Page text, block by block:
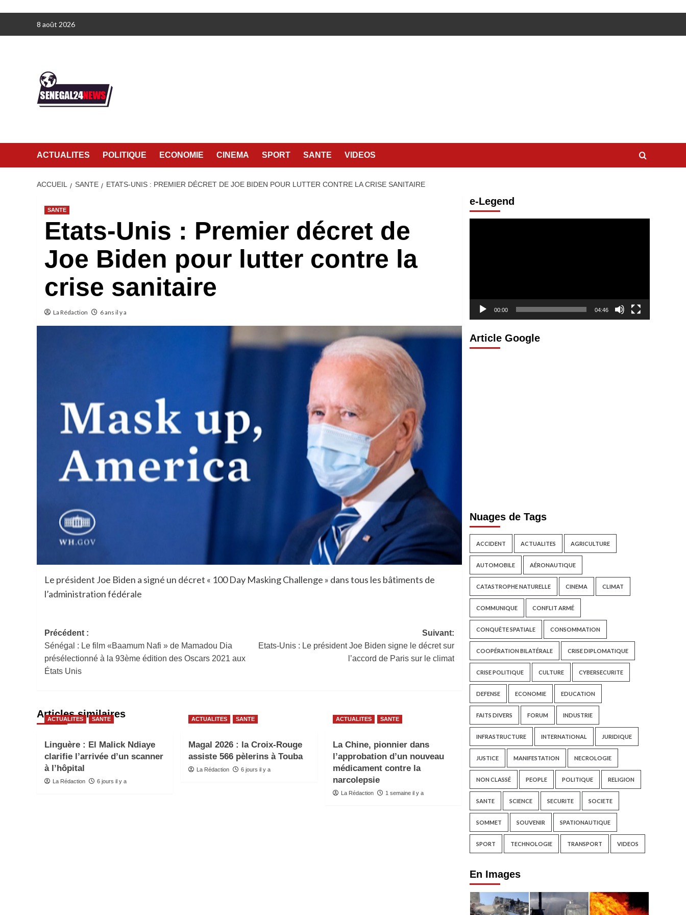
8 août 2026
ACTUALITES POLITIQUE ECONOMIE CINEMA SPORT SANTE VIDEOS
ACCUEIL SANTE ETATS-UNIS : PREMIER DÉCRET DE JOE BIDEN POUR LUTTER CONTRE LA CRISE SANITAIRE
SANTE
Etats-Unis : Premier décret de
Joe Biden pour lutter contre la
crise sanitaire
La Rédaction 6 ans il y a
Le président Joe Biden a signé un décret « 100 Day Masking Challenge » dans tous les bâtiments de
l’administration fédérale
Navigation
d’article
Précédent :
Sénégal : Le film «Baamum Nafi » de Mamadou Dia
présélectionné à la 93ème édition des Oscars 2021 aux
États Unis
Suivant:
Etats-Unis : Le président Joe Biden signe le décret sur
l’accord de Paris sur le climat
Articles similaires
ACTUALITES SANTE
Linguère : El Malick Ndiaye
clarifie l’arrivée d’un scanner
à l’hôpital
La Rédaction 6 jours il y a
ACTUALITES SANTE
Magal 2026 : la Croix-Rouge
assiste 566 pèlerins à Touba
La Rédaction 6 jours il y a
ACTUALITES SANTE
La Chine, pionnier dans
l’approbation d’un nouveau
médicament contre la
narcolepsie
La Rédaction 1 semaine il y a
e-Legend
00:00 04:46
Article Google
Nuages de Tags
ACCIDENT ACTUALITES AGRICULTURE
AUTOMOBILE AÉRONAUTIQUE
CATASTROPHE NATURELLE CINEMA CLIMAT
COMMUNIQUE CONFLIT ARMÉ
CONQUÊTE SPATIALE CONSOMMATION
COOPÉRATION BILATÉRALE CRISE DIPLOMATIQUE
CRISE POLITIQUE CULTURE CYBERSECURITE
DEFENSE ECONOMIE EDUCATION
FAITS DIVERS FORUM INDUSTRIE
INFRASTRUCTURE INTERNATIONAL JURIDIQUE
JUSTICE MANIFESTATION NECROLOGIE
NON CLASSÉ PEOPLE POLITIQUE RELIGION
SANTE SCIENCE SECURITE SOCIETE
SOMMET SOUVENIR SPATIONAUTIQUE
SPORT TECHNOLOGIE TRANSPORT VIDEOS
En Images